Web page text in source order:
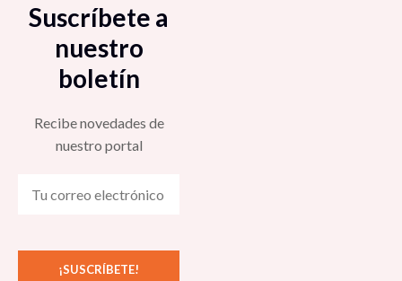
Suscríbete a
nuestro
boletín
Recibe novedades de
nuestro portal